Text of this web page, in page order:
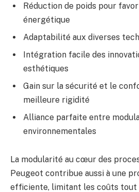
Réduction de poids pour
énergétique
Adaptabilité aux diverses
Intégration facile des
esthétiques
Gain sur la sécurité et le
meilleure rigidité
Alliance parfaite entre
environnementales
La modularité au cœur des
Peugeot contribue aussi à une
efficiente, limitant les coûts tout